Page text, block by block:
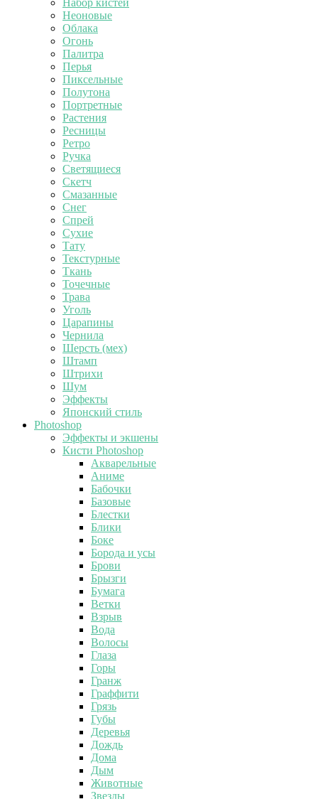
Набор кистей
Неоновые
Облака
Огонь
Палитра
Перья
Пиксельные
Полутона
Портретные
Растения
Ресницы
Ретро
Ручка
Светящиеся
Скетч
Смазанные
Снег
Спрей
Сухие
Тату
Текстурные
Ткань
Точечные
Трава
Уголь
Царапины
Чернила
Шерсть (мех)
Штамп
Штрихи
Шум
Эффекты
Японский стиль
Photoshop
Эффекты и экшены
Кисти Photoshop
Акварельные
Аниме
Бабочки
Базовые
Блестки
Блики
Боке
Борода и усы
Брови
Брызги
Бумага
Ветки
Взрыв
Вода
Волосы
Глаза
Горы
Гранж
Граффити
Грязь
Губы
Деревья
Дождь
Дома
Дым
Животные
Звезды